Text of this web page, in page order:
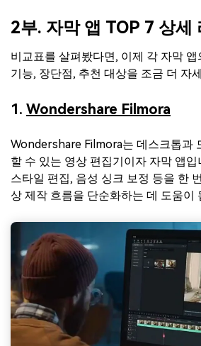
2부. 자막 앱 TOP 7 상세
비교표를 살펴봤다면, 이제 각 자막
기능, 장단점, 추천 대상을 조금 더 자
1. Wondershare Filmora
Wondershare Filmora는 데스크톱과
할 수 있는 영상 편집기이자 자막 앱
스타일 편집, 음성 싱크 보정 등을 한
상 제작 흐름을 단순화하는 데 도움이